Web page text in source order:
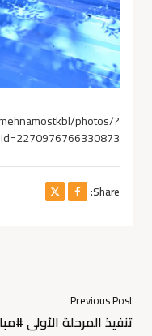
photos/?
Share:
Previous Post
تنفيذ المرحلة الأولى